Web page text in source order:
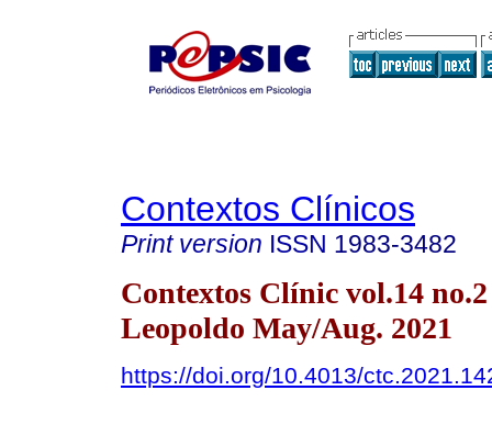
Contextos Clínicos
Print version ISSN 1983-3482
Contextos Clínic vol.14 no.2
Leopoldo May/Aug. 2021
https://doi.org/10.4013/